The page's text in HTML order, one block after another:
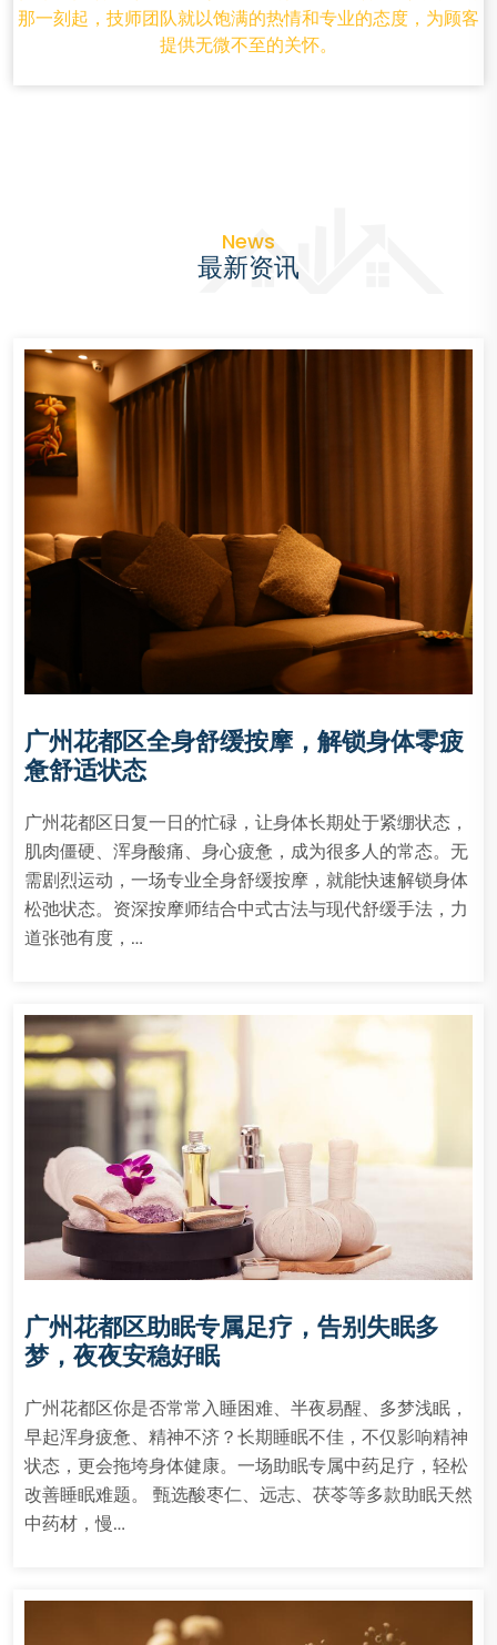
那一刻起，技师团队就以饱满的热情和专业的态度，为顾客
提供无微不至的关怀。
News
最新资讯
广州花都区全身舒缓按摩，解锁身体零疲
惫舒适状态
广州花都区日复一日的忙碌，让身体长期处于紧绷状态，
肌肉僵硬、浑身酸痛、身心疲惫，成为很多人的常态。无
需剧烈运动，一场专业全身舒缓按摩，就能快速解锁身体
松弛状态。资深按摩师结合中式古法与现代舒缓手法，力
道张弛有度，…
广州花都区助眠专属足疗，告别失眠多
梦，夜夜安稳好眠
广州花都区你是否常常入睡困难、半夜易醒、多梦浅眠，
早起浑身疲惫、精神不济？长期睡眠不佳，不仅影响精神
状态，更会拖垮身体健康。一场助眠专属中药足疗，轻松
改善睡眠难题。 甄选酸枣仁、远志、茯苓等多款助眠天然
中药材，慢…